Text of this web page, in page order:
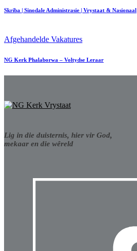
Skriba | Sinodale Administrasie | Vrystaat & Nasionaal
Afgehandelde Vakatures
NG Kerk Phalaborwa – Voltydse Leraar
Lig in die duisternis, hier vir God,
mekaar en die wêreld